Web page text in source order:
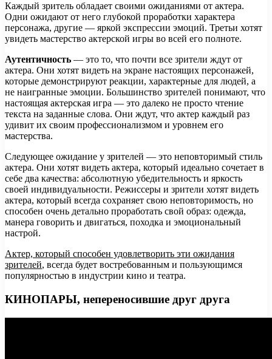
Каждый зритель обладает своими ожиданиями от актера.
Одни ожидают от него глубокой проработки характера
персонажа, другие — яркой экспрессии эмоций. Третьи хотят
увидеть мастерство актерской игры во всей его полноте.
Аутентичность — это то, что почти все зрители ждут от
актера. Они хотят видеть на экране настоящих персонажей,
которые демонстрируют реакции, характерные для людей, а
не наигранные эмоции. Большинство зрителей понимают, что
настоящая актерская игра — это далеко не просто чтение
текста на заданные слова. Они ждут, что актер каждый раз
удивит их своим профессионализмом и уровнем его
мастерства.
Следующее ожидание у зрителей — это неповторимый стиль
актера. Они хотят видеть актера, который идеально сочетает в
себе два качества: абсолютную убедительность и яркость
своей индивидуальности. Режиссеры и зрители хотят видеть
актера, который всегда сохраняет свою неповторимость, но
способен очень детально проработать свой образ: одежда,
манера говорить и двигаться, походка и эмоциональный
настрой.
Актер, который способен удовлетворить эти ожидания
зрителей, всегда будет востребованным и пользующимся
популярностью в индустрии кино и театра.
КИНОПАРЫ, непереносившие друг друга